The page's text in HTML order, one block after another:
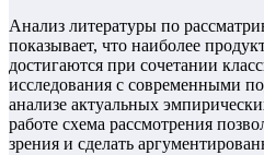
Анализ литературы по
показывает, что наиболее
достигаются при сочетании
исследования с современными
анализе актуальных
работе схема рассмотрения
зрения и сделать